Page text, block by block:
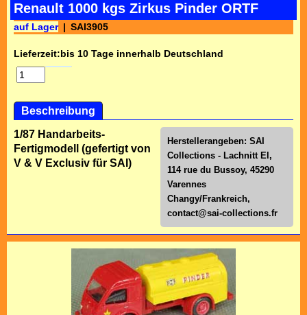
Renault 1000 kgs Zirkus Pinder ORTF
auf Lager SAI3905
Lieferzeit:bis 10 Tage innerhalb Deutschland
Beschreibung
Herstellerangeben: SAI
Collections - Lachnitt El,
114 rue du Bussoy, 45290
Varennes
Changy/Frankreich,
contact@sai-collections.fr
1/87 Handarbeits-
Fertigmodell (gefertigt von
V & V Exclusiv für SAI)